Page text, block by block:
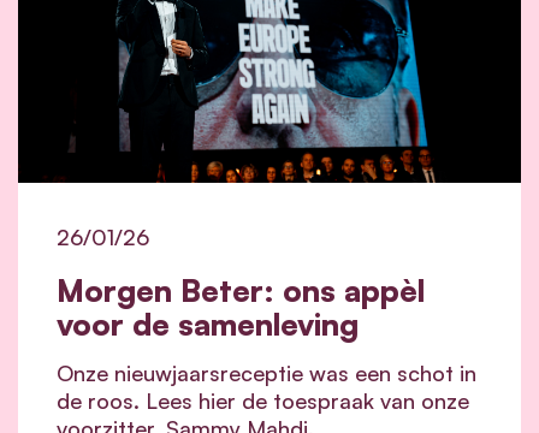
Morgen Beter: ons appèl
voor de samenleving
26/01/26
Onze nieuwjaarsreceptie was een schot in
de roos. Lees hier de toespraak van onze